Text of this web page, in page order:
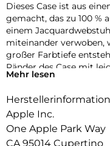
Dieses Case ist aus
gemacht, das zu 100 %
einem
miteinander verwoben,
großer Farbtiefe
Ränder des Case mit
Die Tasten aus
Mit zwei
am Crossbody Band
entspannt freihändig
Mehr lesen
Herstellerinformation
Apple Inc.
One Apple Park Way
CA 95014 Cupertino